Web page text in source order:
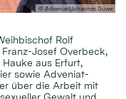
© Adveniat/Johannes Duwe
Rolf
Josef Overbeck,
aus Erfurt,
sowie Adveniat-
über die Arbeit mit
Gewalt und